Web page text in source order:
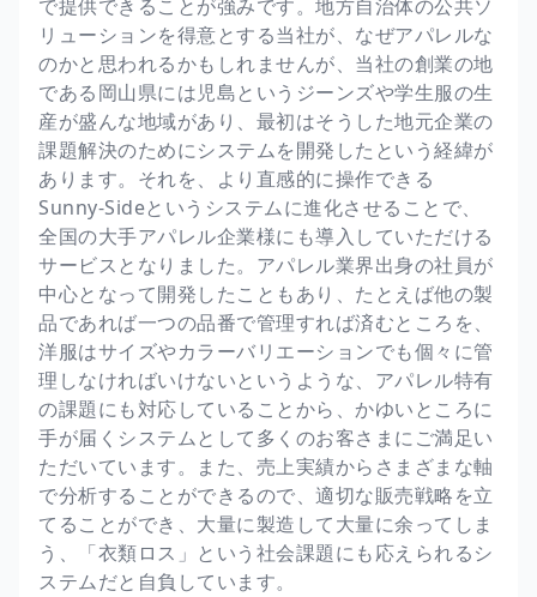
で提供できることが強みです。地方自治体の公共ソ
リューションを得意とする当社が、なぜアパレルな
のかと思われるかもしれませんが、当社の創業の地
である岡山県には児島というジーンズや学生服の生
産が盛んな地域があり、最初はそうした地元企業の
課題解決のためにシステムを開発したという経緯が
あります。それを、より直感的に操作できる
Sunny-Sideというシステムに進化させることで、
全国の大手アパレル企業様にも導入していただける
サービスとなりました。アパレル業界出身の社員が
中心となって開発したこともあり、たとえば他の製
品であれば一つの品番で管理すれば済むところを、
洋服はサイズやカラーバリエーションでも個々に管
理しなければいけないというような、アパレル特有
の課題にも対応していることから、かゆいところに
手が届くシステムとして多くのお客さまにご満足い
ただいています。また、売上実績からさまざまな軸
で分析することができるので、適切な販売戦略を立
てることができ、大量に製造して大量に余ってしま
う、「衣類ロス」という社会課題にも応えられるシ
ステムだと自負しています。